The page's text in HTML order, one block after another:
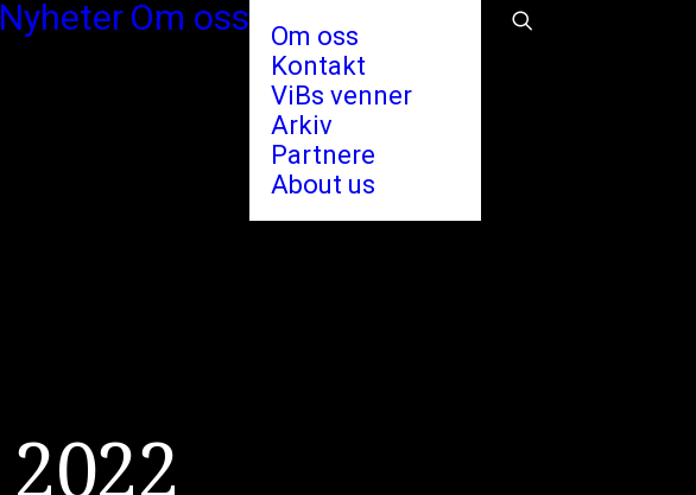
Nyheter Om oss
Om oss
Kontakt
ViBs venner
Arkiv
Partnere
About us
2022